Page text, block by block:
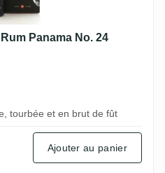
Panama No. 24
tourbée et en brut de fût
Ajouter au panier